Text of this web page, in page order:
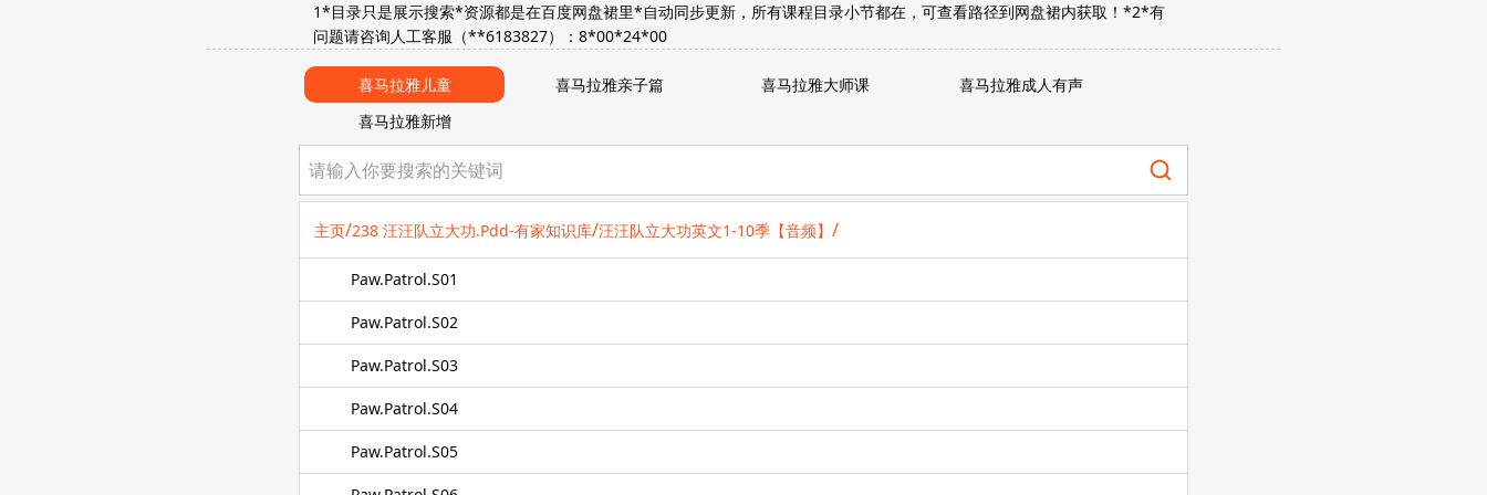
1*目录只是展示搜索*资源都是在百度网盘裙里*自动同步更新，所有课程目录小节都在，可查看路径到网盘裙内获取！*2*有
问题请咨询人工客服（**6183827）：8*00*24*00
喜马拉雅儿童 喜马拉雅亲子篇 喜马拉雅大师课
喜马拉雅成人有声
喜马拉雅新增
主页/238 汪汪队立大功.Pdd-有家知识库/汪汪队立大功英文1-10季【音频】 /
Paw.Patrol.S01
Paw.Patrol.S02
Paw.Patrol.S03
Paw.Patrol.S04
Paw.Patrol.S05